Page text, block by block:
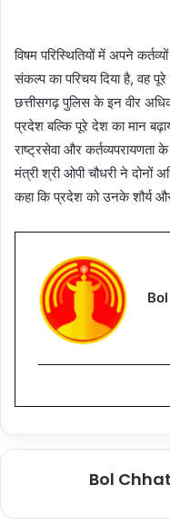
विषम परिस्थितियों में अपने
संकल्प का परिचय दिया है, वह
छत्तीसगढ़ पुलिस के इन वीर
प्रदेश बल्कि पूरे देश का मान
राष्ट्रसेवा और कर्तव्यपरायणता
मंत्री श्री ओपी चौधरी ने दोनों
कहा कि प्रदेश को उनके शौर्य
Bol